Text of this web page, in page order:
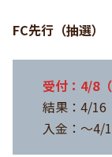
FC先行（抽選）
受付：4/8
結果：4/16
入金：～4/